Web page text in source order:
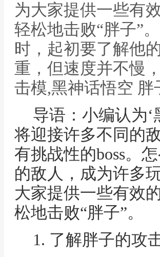
为大家提供一些有
轻松地击败“胖子”
时，起初要了解他
重，但速度并不慢
击模,黑神话悟空 胖
导语：小编认为
将迎接许多不同的
有挑战性的boss。
的敌人，成为许多
大家提供一些有效
松地击败“胖子”。
1. 了解胖子的攻